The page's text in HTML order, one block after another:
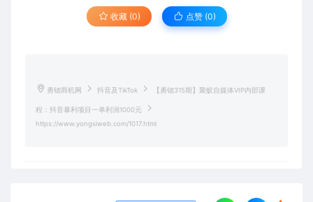
收藏 (0) 点赞 (0)
勇锶商机网 抖音及TikTok 【勇锶315期】聚蚁自媒体VIP内部课
程：抖音暴利项目一单利润1000元
https://www.yongsiweb.com/1017.html